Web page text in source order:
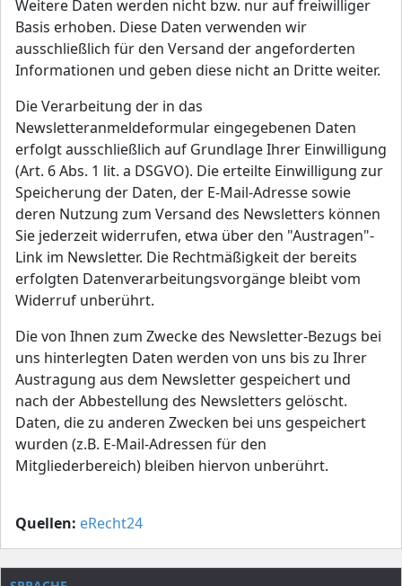
Weitere Daten werden nicht bzw. nur auf freiwilliger
Basis erhoben. Diese Daten verwenden wir
ausschließlich für den Versand der angeforderten
Informationen und geben diese nicht an Dritte weiter.
Die Verarbeitung der in das
Newsletteranmeldeformular eingegebenen Daten
erfolgt ausschließlich auf Grundlage Ihrer Einwilligung
(Art. 6 Abs. 1 lit. a DSGVO). Die erteilte Einwilligung zur
Speicherung der Daten, der E-Mail-Adresse sowie
deren Nutzung zum Versand des Newsletters können
Sie jederzeit widerrufen, etwa über den "Austragen"-
Link im Newsletter. Die Rechtmäßigkeit der bereits
erfolgten Datenverarbeitungsvorgänge bleibt vom
Widerruf unberührt.
Die von Ihnen zum Zwecke des Newsletter-Bezugs bei
uns hinterlegten Daten werden von uns bis zu Ihrer
Austragung aus dem Newsletter gespeichert und
nach der Abbestellung des Newsletters gelöscht.
Daten, die zu anderen Zwecken bei uns gespeichert
wurden (z.B. E-Mail-Adressen für den
Mitgliederbereich) bleiben hiervon unberührt.
Quellen: eRecht24